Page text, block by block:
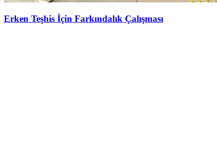
Erken Teşhis İçin Farkındalık Çalışması